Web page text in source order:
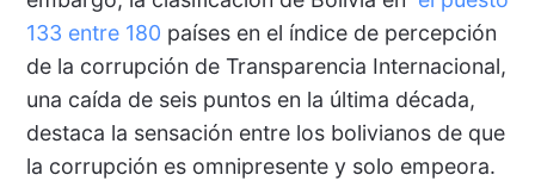
133 entre 180 países en el índice de percepción
de la corrupción de Transparencia Internacional,
una caída de seis puntos en la última década,
destaca la sensación entre los bolivianos de que
la corrupción es omnipresente y solo empeora.